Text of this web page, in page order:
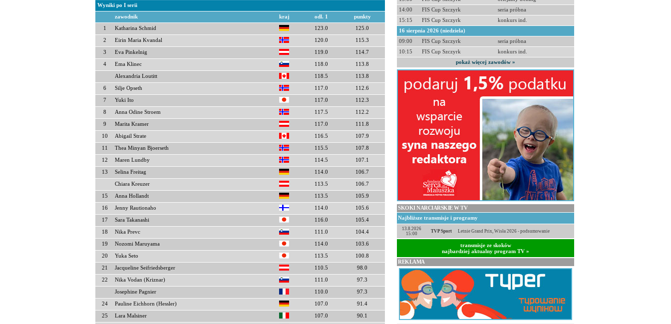
Wyniki po I serii
zawodnik kraj odl. 1 punkty
1 Katharina Schmid 123.0 125.0
2 Eirin Maria Kvandal 120.0 115.3
3 Eva Pinkelnig 119.0 114.7
4 Ema Klinec 118.0 113.8
Alexandria Loutitt 118.5 113.8
6 Silje Opseth 117.0 112.6
7 Yuki Ito 117.0 112.3
8 Anna Odine Stroem 117.5 112.2
9 Marita Kramer 117.0 111.8
10 Abigail Strate 116.5 107.9
11 Thea Minyan Bjoerseth 115.5 107.8
12 Maren Lundby 114.5 107.1
13 Selina Freitag 114.0 106.7
Chiara Kreuzer 113.5 106.7
15 Anna Hollandt 113.5 105.9
16 Jenny Rautionaho 114.0 105.6
17 Sara Takanashi 116.0 105.4
18 Nika Prevc 111.0 104.4
19 Nozomi Maruyama 114.0 103.6
20 Yuka Seto 113.5 100.8
21 Jacqueline Seifriedsberger 110.5 98.0
22 Nika Vodan (Kriznar) 111.0 97.3
Josephine Pagnier 110.0 97.3
24 Pauline Eichhorn (Hessler) 107.0 91.4
25 Lara Malsiner 107.0 90.1
14:00
FIS Cup Szczyrk
seria próbna
15:15
FIS Cup Szczyrk
konkurs ind.
16 sierpnia 2026 (niedziela)
09:00
FIS Cup Szczyrk
seria próbna
10:15
FIS Cup Szczyrk
konkurs ind.
pokaż więcej zawodów »
SKOKI NARCIARSKIE W TV
Najbliższe transmisje i programy
13.8.2026
15:00
TVP Sport Letnie Grand Prix, Wisła 2026 - podsumowanie
transmisje ze skoków
najbardziej aktualny program TV »
REKLAMA